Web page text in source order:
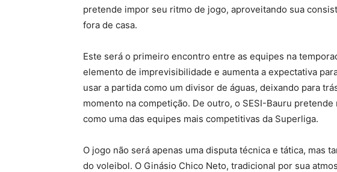
pretende impor seu ritmo de jogo, aproveitando sua
fora de casa.
Este será o primeiro encontro entre as equipes na
elemento de imprevisibilidade e aumenta a expectativa
usar a partida como um divisor de águas, deixando para
momento na competição. De outro, o SESI-Bauru
como uma das equipes mais competitivas da Superliga.
O jogo não será apenas uma disputa técnica e tática, mas
do voleibol. O Ginásio Chico Neto, tradicional por sua